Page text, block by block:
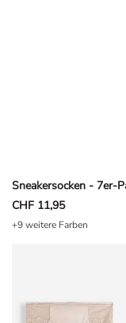
Sneakersocken - 7er-
CHF 11,95
+9 weitere Farben